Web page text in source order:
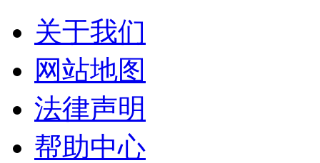
关于我们
网站地图
法律声明
帮助中心